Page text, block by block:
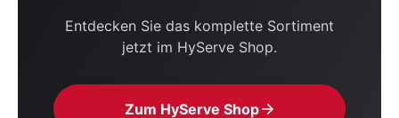
Entdecken Sie das komplette Sortiment
jetzt im HyServe Shop.
Zum HyServe Shop